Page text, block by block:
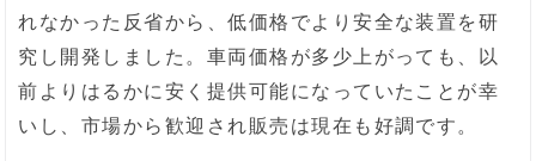
れなかった反省から、低価格でより安全な装置を研
究し開発しました。車両価格が多少上がっても、以
前よりはるかに安く提供可能になっていたことが幸
いし、市場から歓迎され販売は現在も好調です。